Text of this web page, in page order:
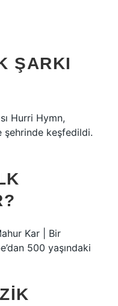
ŞARKI
Hurri Hymn,
şehrinde keşfedildi.
Kar | Bir
500 yaşındaki